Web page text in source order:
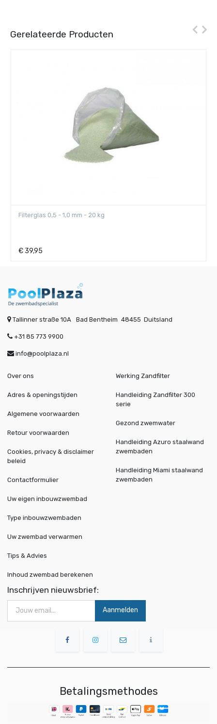
Gerelateerde Producten
Filterglas 0,5 - 1,0 mm - 20 kg
€ 39,95
Tallinner straße 10A Bad Bentheim 48455 Duitsland
+31 85 773 9900
info@poolplaza.nl
Over ons
Adres & openingstijden
Algemene voorwaarden
Retour voorwaarden
Cookies, privacy & disclaimer
beleid
Contactformulier
Werking Zandfilter
Handleiding Zandfilter 300
serie
Gezond zwemwater
Handleiding Azuro staalwand
zwembaden
Handleiding Miami staalwand
zwembaden
Uw eigen inbouwzwembad
Type inbouwzwembaden
Uw zwembad verwarmen
Tips & Advies
Inhoud zwembad berekenen
Inschrijven nieuwsbrief:
Aanmelden
Betalingsmethodes